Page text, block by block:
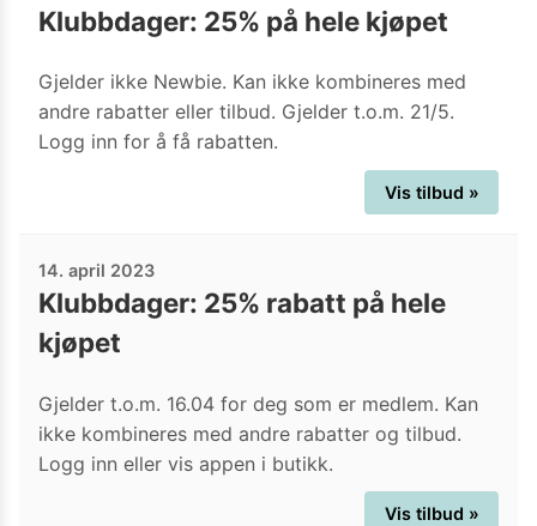
Klubbdager: 25% på hele kjøpet
Gjelder ikke Newbie. Kan ikke kombineres med
andre rabatter eller tilbud. Gjelder t.o.m. 21/5.
Logg inn for å få rabatten.
Vis tilbud »
14. april 2023
Klubbdager: 25% rabatt på hele
kjøpet
Gjelder t.o.m. 16.04 for deg som er medlem. Kan
ikke kombineres med andre rabatter og tilbud.
Logg inn eller vis appen i butikk.
Vis tilbud »